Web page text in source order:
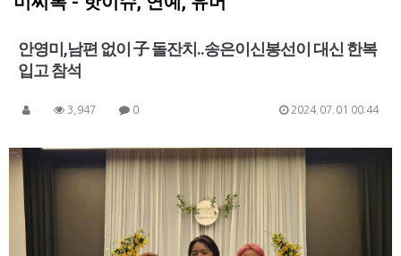
안영미,남편 없이 子 돌잔치..송은이신봉선이 대신 한복
입고 참석
3,947 0 2024.07.01 00:44